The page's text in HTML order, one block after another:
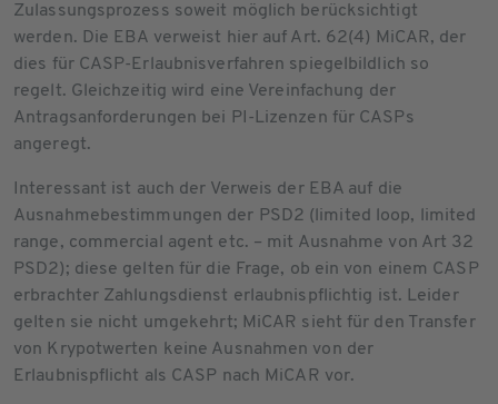
Zulassungsprozess soweit möglich berücksichtigt
werden. Die EBA verweist hier auf Art. 62(4) MiCAR, der
dies für CASP-Erlaubnisverfahren spiegelbildlich so
regelt. Gleichzeitig wird eine Vereinfachung der
Antragsanforderungen bei PI-Lizenzen für CASPs
angeregt.
Interessant ist auch der Verweis der EBA auf die
Ausnahmebestimmungen der PSD2 (limited loop, limited
range, commercial agent etc. – mit Ausnahme von Art 32
PSD2); diese gelten für die Frage, ob ein von einem CASP
erbrachter Zahlungsdienst erlaubnispflichtig ist. Leider
gelten sie nicht umgekehrt; MiCAR sieht für den Transfer
von Krypotwerten keine Ausnahmen von der
Erlaubnispflicht als CASP nach MiCAR vor.